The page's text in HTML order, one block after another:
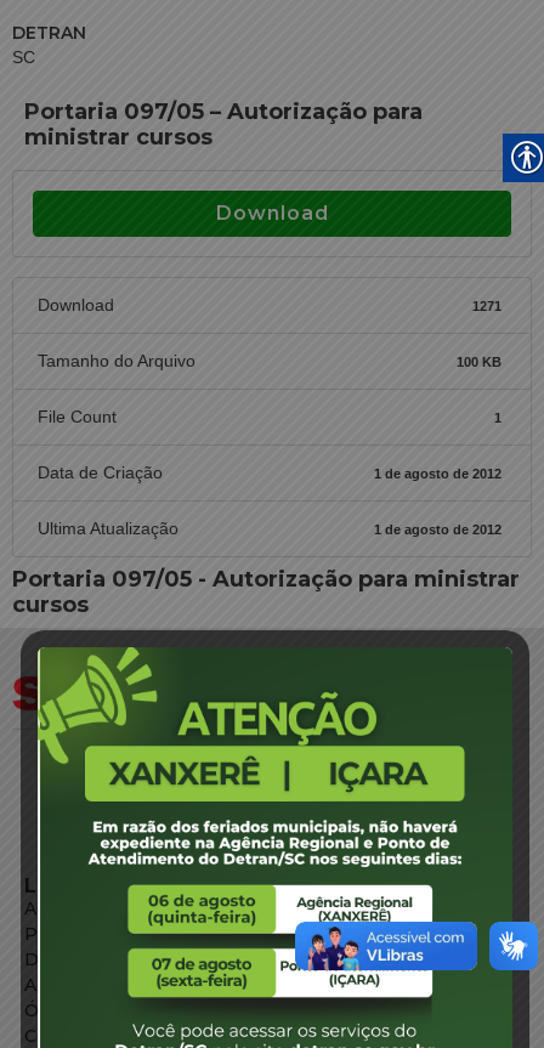
DETRAN
SC
Portaria 097/05 – Autorização para
ministrar cursos
Download
Download 1271
Tamanho do Arquivo 100 KB
File Count 1
Data de Criação 1 de agosto de 2012
Ultima Atualização 1 de agosto de 2012
Portaria 097/05 - Autorização para ministrar
cursos
LINKS EXTERNOS
Agência de Notícias
Portal de Serviços
Diário Oficial
Acesso à Informação
Órgãos do Governo
Conheça SC